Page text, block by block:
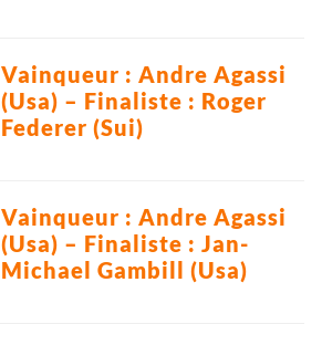
Vainqueur : Andre Agassi
(Usa) – Finaliste : Roger
Federer (Sui)
Vainqueur : Andre Agassi
(Usa) – Finaliste : Jan-
Michael Gambill (Usa)